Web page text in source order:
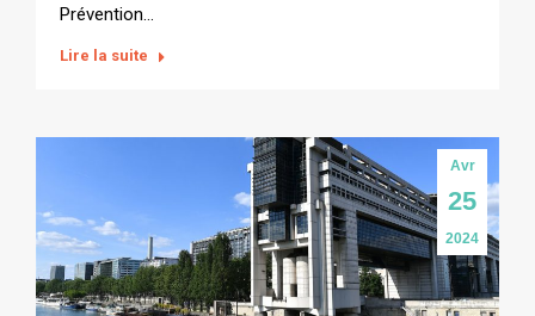
Prévention…
Lire la suite
Avr
25
2024